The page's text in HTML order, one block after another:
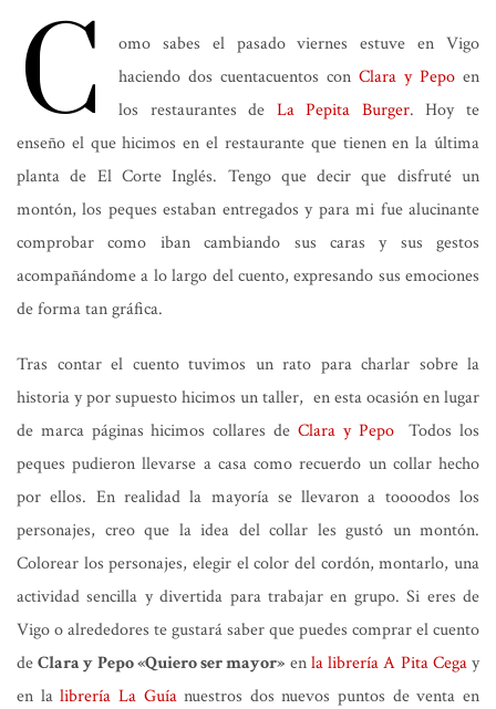
C
omo sabes el pasado viernes estuve en Vigo
haciendo dos cuentacuentos con Clara y Pepo en
los restaurantes de La Pepita Burger. Hoy te
enseño el que hicimos en el restaurante que tienen en la última
planta de El Corte Inglés. Tengo que decir que disfruté un
montón, los peques estaban entregados y para mi fue alucinante
comprobar como iban cambiando sus caras y sus gestos
acompañándome a lo largo del cuento, expresando sus emociones
de forma tan gráfica.
Tras contar el cuento tuvimos un rato para charlar sobre la
historia y por supuesto hicimos un taller, en esta ocasión en lugar
de marca páginas hicimos collares de Clara y PepoTodos los
peques pudieron llevarse a casa como recuerdo un collar hecho
por ellos. En realidad la mayoría se llevaron a toooodos los
personajes, creo que la idea del collar les gustó un montón.
Colorear los personajes, elegir el color del cordón, montarlo, una
actividad sencilla y divertida para trabajar en grupo. Si eres de
Vigo o alrededores te gustará saber que puedes comprar el cuento
deClara y Pepo «Quiero ser mayor» enla librería A Pita Cegay
en lalibrería La Guíanuestros dos nuevos puntos de venta en